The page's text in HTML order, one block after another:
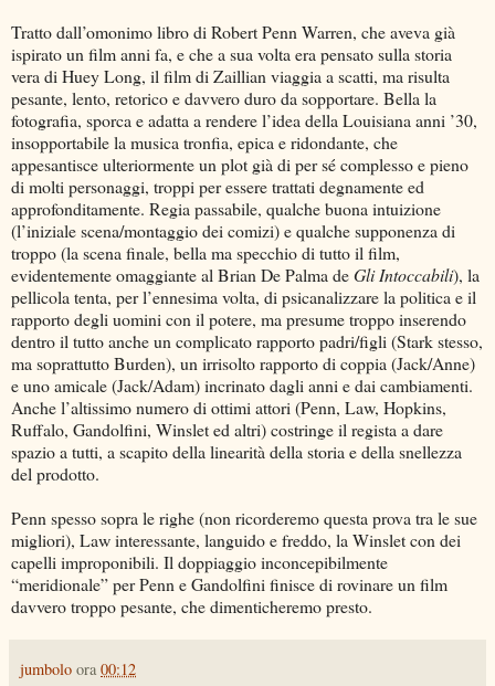
Tratto dall’omonimo libro di Robert Penn Warren, che aveva già
ispirato un film anni fa, e che a sua volta era pensato sulla storia
vera di Huey Long, il film di Zaillian viaggia a scatti, ma risulta
pesante, lento, retorico e davvero duro da sopportare. Bella la
fotografia, sporca e adatta a rendere l’idea della Louisiana anni ’30,
insopportabile la musica tronfia, epica e ridondante, che
appesantisce ulteriormente un plot già di per sé complesso e pieno
di molti personaggi, troppi per essere trattati degnamente ed
approfonditamente. Regia passabile, qualche buona intuizione
(l’iniziale scena/montaggio dei comizi) e qualche supponenza di
troppo (la scena finale, bella ma specchio di tutto il film,
evidentemente omaggiante al Brian De Palma deGli Intoccabili), la
pellicola tenta, per l’ennesima volta, di psicanalizzare la politica e il
rapporto degli uomini con il potere, ma presume troppo inserendo
dentro il tutto anche un complicato rapporto padri/figli (Stark stesso,
ma soprattutto Burden), un irrisolto rapporto di coppia (Jack/Anne)
e uno amicale (Jack/Adam) incrinato dagli anni e dai cambiamenti.
Anche l’altissimo numero di ottimi attori (Penn, Law, Hopkins,
Ruffalo, Gandolfini, Winslet ed altri) costringe il regista a dare
spazio a tutti, a scapito della linearità della storia e della snellezza
del prodotto.
Penn spesso sopra le righe (non ricorderemo questa prova tra le sue
migliori), Law interessante, languido e freddo, la Winslet con dei
capelli improponibili. Il doppiaggio inconcepibilmente
“meridionale” per Penn e Gandolfini finisce di rovinare un film
davvero troppo pesante, che dimenticheremo presto.
jumbolo ora 00:12